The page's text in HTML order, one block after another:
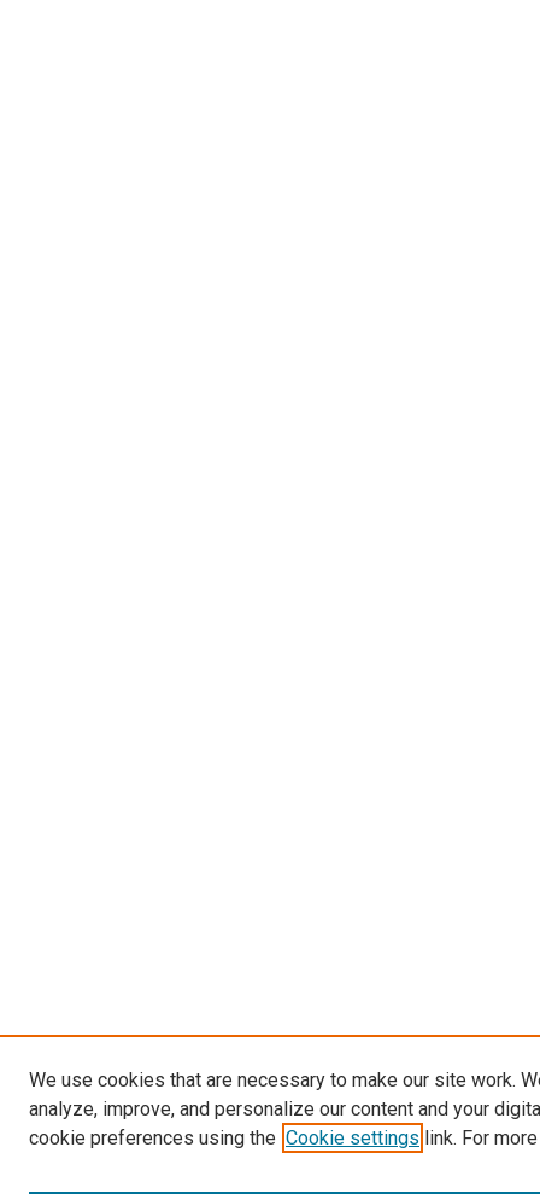
We use cookies that are necessary to make our site work.
analyze, improve, and personalize our content and your
cookie preferences using the Cookie settings link. For